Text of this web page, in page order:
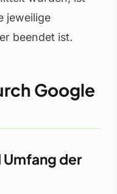
jeweilige
beendet ist.
Google
Umfang der